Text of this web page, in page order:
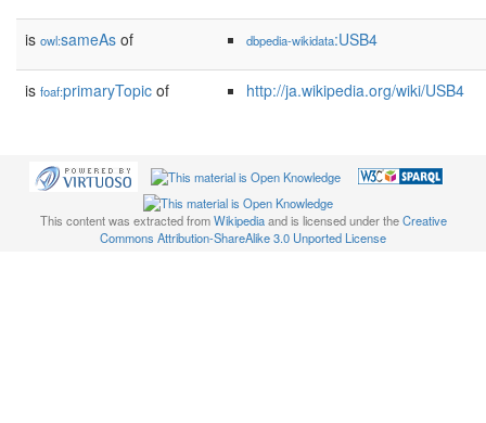
is owl:sameAs of dbpedia-wikidata:USB4
is foaf:primaryTopic of http://ja.wikipedia.org/wiki/USB4
This content was extracted fromWikipediaand is licensed under theCreative
Commons Attribution-ShareAlike 3.0 Unported License